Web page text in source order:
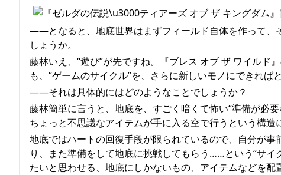
――となると、地底世界はまずフィールド自体を作って、
しょうか。
藤林いえ、“遊び”が先ですね。『ブレス オブ ザ ワイルド
も、“ゲームのサイクル”を、さらに新しいモノにできれば
――それは具体的にはどのようなことでしょうか？
藤林簡単に言うと、地底を、すごく暗くて怖い“準備が必
ちょっと不思議なアイテムが手に入る空で行うという構造
地底ではハートの回復手段が限られているので、自分が
り、また準備をして地底に挑戦してもらう……という“サ
たいと思わせる、地底にしかないもの、アイテムなどを配